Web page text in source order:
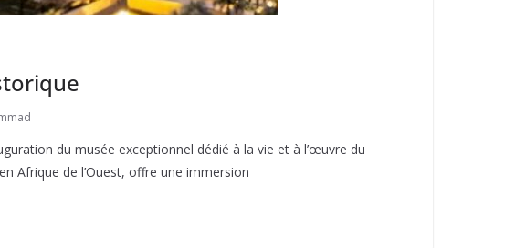
du musée exceptionnel dédié à la vie et à l’œuvre du
Afrique de l’Ouest, offre une immersion